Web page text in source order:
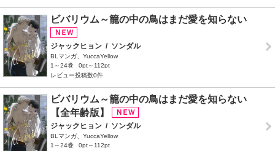
ビバリウム～籠の中の鳥はまだ愛を知らない
ジャックヒョン / ソンダル
BLマンガ、YuccaYellow
1～24巻
0pt～112pt
レビュー投稿数0件
ビバリウム～籠の中の鳥はまだ愛を知らない
【全年齢版】
ジャックヒョン / ソンダル
BLマンガ、YuccaYellow
1～24巻
0pt～112pt